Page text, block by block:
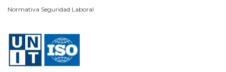
Normativa Seguridad Laboral